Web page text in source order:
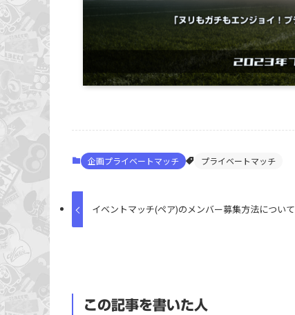
企画プライベートマッチ プライベートマッチ
イベントマッチ(ペア)のメンバー募集方法について
この記事を書いた人